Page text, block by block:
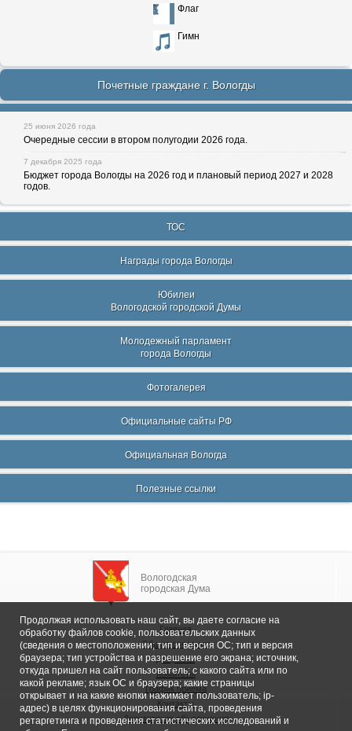
Флаг
Гимн
Почетные граждане г. Вологды
25 июня 2026 года
Очередные сессии в втором полугодии 2026 года.
7 декабря 2025 года
Бюджет города Вологды на 2026 год и плановый период 2027 и 2028
годов.
ТОС
Награды города Вологды
Юбилеи
Вологодской городской Думы
Молодежный парламент
города Вологды
Фотогалерея
Официальные сайты РФ
Официальная Вологда
Полезные ссылки
Вологодская
городская Дума
Главная
Общие сведения
Депутаты
Комитеты
График приема
Контакты
Депутатские объединения
Продолжая использовать наш сайт, вы даете согласие на
обработку файлов cookie, пользовательских данных
(сведения о местоположении; тип и версия ОС; тип и версия
браузера; тип устройства и разрешение его экрана; источник,
откуда пришел на сайт пользователь; с какого сайта или по
какой рекламе; язык ОС и браузера; какие страницы
открывает и на какие кнопки нажимает пользователь; ip-
адрес) в целях функционирования сайта, проведения
ретаргетинга и проведения статистических исследований и